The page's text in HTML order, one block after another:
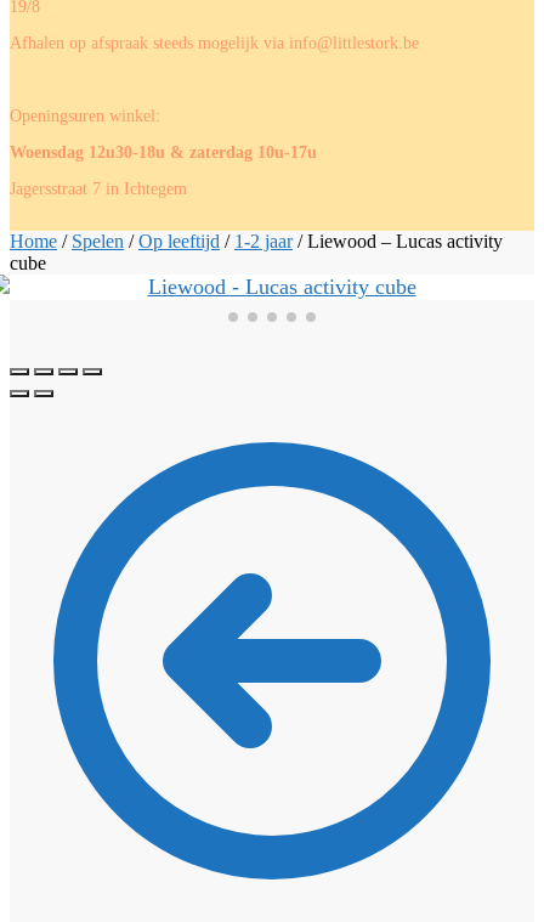
19/8
Afhalen op afspraak steeds mogelijk via info@littlestork.be
Openingsuren winkel:
Woensdag 12u30-18u & zaterdag 10u-17u
Jagersstraat 7 in Ichtegem
Home / Spelen /Op leeftijd / 1-2 jaar/Liewood – Lucas activity
cube